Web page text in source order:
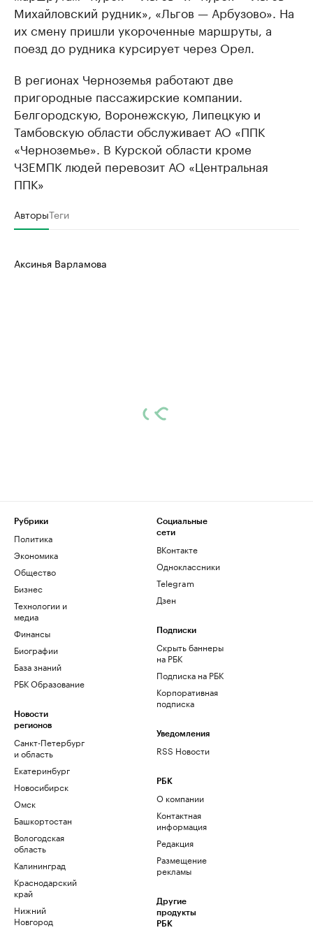
Михайловский рудник», «Льгов — Арбузово». На
их смену пришли укороченные маршруты, а
поезд до рудника курсирует через Орел.
В регионах Черноземья работают две
пригородные пассажирские компании.
Белгородскую, Воронежскую, Липецкую и
Тамбовскую области обслуживает АО «ППК
«Черноземье». В Курской области кроме
ЧЗЕМПК людей перевозит АО «Центральная
ППК»
АвторыТеги
Аксинья Варламова
Рубрики
Политика
Экономика
Общество
Бизнес
Технологии и
медиа
Финансы
Биографии
База знаний
РБК Образование
Новости
регионов
Санкт-Петербург
и область
Екатеринбург
Новосибирск
Омск
Башкортостан
Вологодская
область
Калининград
Краснодарский
край
Нижний
Новгород
Социальные
сети
ВКонтакте
Одноклассники
Telegram
Дзен
Подписки
Скрыть баннеры
на РБК
Подписка на РБК
Корпоративная
подписка
Уведомления
RSS Новости
РБК
О компании
Контактная
информация
Редакция
Размещение
рекламы
Другие
продукты
РБК